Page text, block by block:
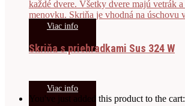
Viac info
Skriňa s priehradkami Sus 324 W
Viac info
You've just added this product to the cart: